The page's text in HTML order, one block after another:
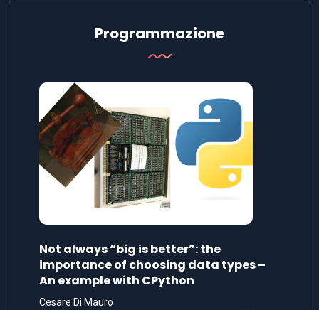
Programmazione
Not always “big is better”: the
importance of choosing data types –
An example with CPython
Cesare Di Mauro